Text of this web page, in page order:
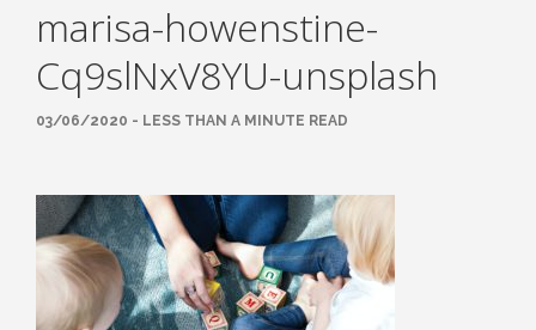
ACCESO A PLATAFORMAS
CAMPUS VIRTUAL FPE
marisa-howenstine-
Cq9slNxV8YU-unsplash
03/06/2020 - LESS THAN A MINUTE READ